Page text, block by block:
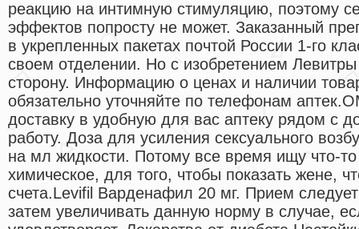
реакцию на интимную стимуляцию, поэтому
эффектов попросту не может. Заказанный
в укрепленных пакетах почтой России 1-го
своем отделении. Но с изобретением
сторону. Информацию о ценах и наличии
обязательно уточняйте по телефонам
доставку в удобную для вас аптеку рядом с
работу. Доза для усиления сексуального
на мл жидкости. Потому все время ищу что-
химическое, для того, чтобы показать жене,
счета.Levifil Варденафил 20 мг. Прием
затем увеличивать данную норму в случае,